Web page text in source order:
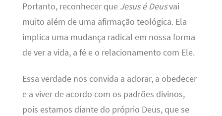
Portanto, reconhecer que Jesus é Deusvai
muito além de uma afirmação teológica. Ela
implica uma mudança radical em nossa forma
de ver a vida, a fé e o relacionamento com Ele.
Essa verdade nos convida a adorar, a obedecer
e a viver de acordo com os padrões divinos,
pois estamos diante do próprio Deus, que se